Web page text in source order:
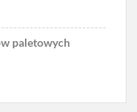
paletowych